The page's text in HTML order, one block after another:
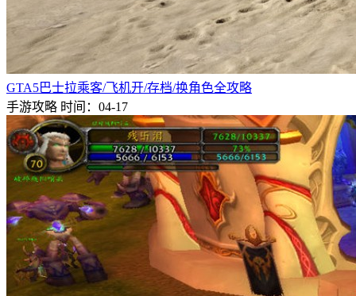
GTA5巴士拉乘客/飞机开/存档/换角色全攻略
手游攻略 时间：04-17